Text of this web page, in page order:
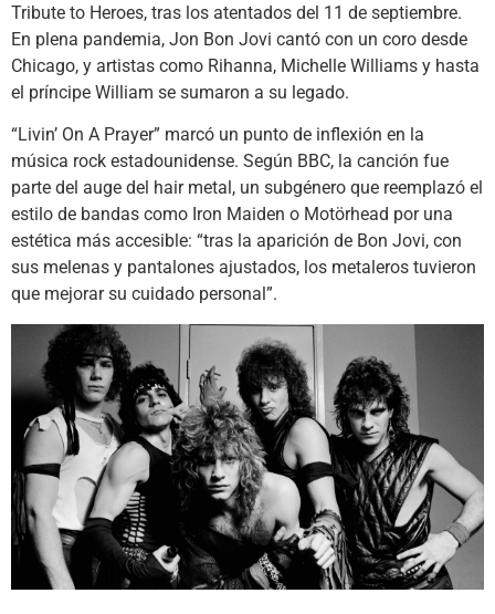
Tribute to Heroes, tras los atentados del 11 de septiembre.
En plena pandemia, Jon Bon Jovi cantó con un coro desde
Chicago, y artistas como Rihanna, Michelle Williams y hasta
el príncipe William se sumaron a su legado.
“Livin’ On A Prayer” marcó un punto de inflexión en la
música rock estadounidense. Según BBC, la canción fue
parte del auge del hair metal, un subgénero que reemplazó el
estilo de bandas como Iron Maiden o Motörhead por una
estética más accesible: “tras la aparición de Bon Jovi, con
sus melenas y pantalones ajustados, los metaleros tuvieron
que mejorar su cuidado personal”.